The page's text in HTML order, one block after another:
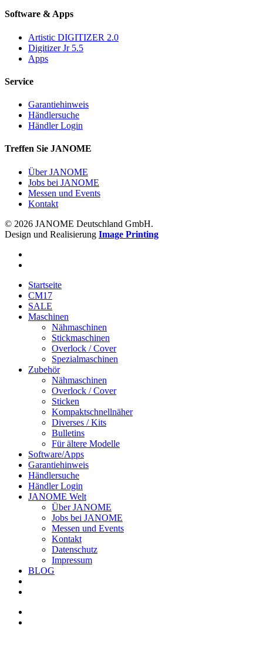
Software & Apps
Artistic DIGITIZER 2.0
Digitizer Jr 5.5
Apps
Service
Garantiehinweis
Händlersuche
Händler Login
Treffen Sie JANOME
Über JANOME
Jobs bei JANOME
Messen und Events
Kontakt
© 2026 JANOME Deutschland GmbH.
Design und Realisierung Image Printing
Startseite
CM17
SALE
Maschinen
Nähmaschinen
Stickmaschinen
Overlock / Cover
Spezialmaschinen
Zubehör
Nähmaschinen
Overlock / Cover
Sticken
Kompaktschnellnäher
Diverses / Kits
Bulletins
Für ältere Modelle
Software/Apps
Garantiehinweis
Händlersuche
Händler Login
JANOME Welt
Über JANOME
Jobs bei JANOME
Messen und Events
Kontakt
Datenschutz
Impressum
BLOG